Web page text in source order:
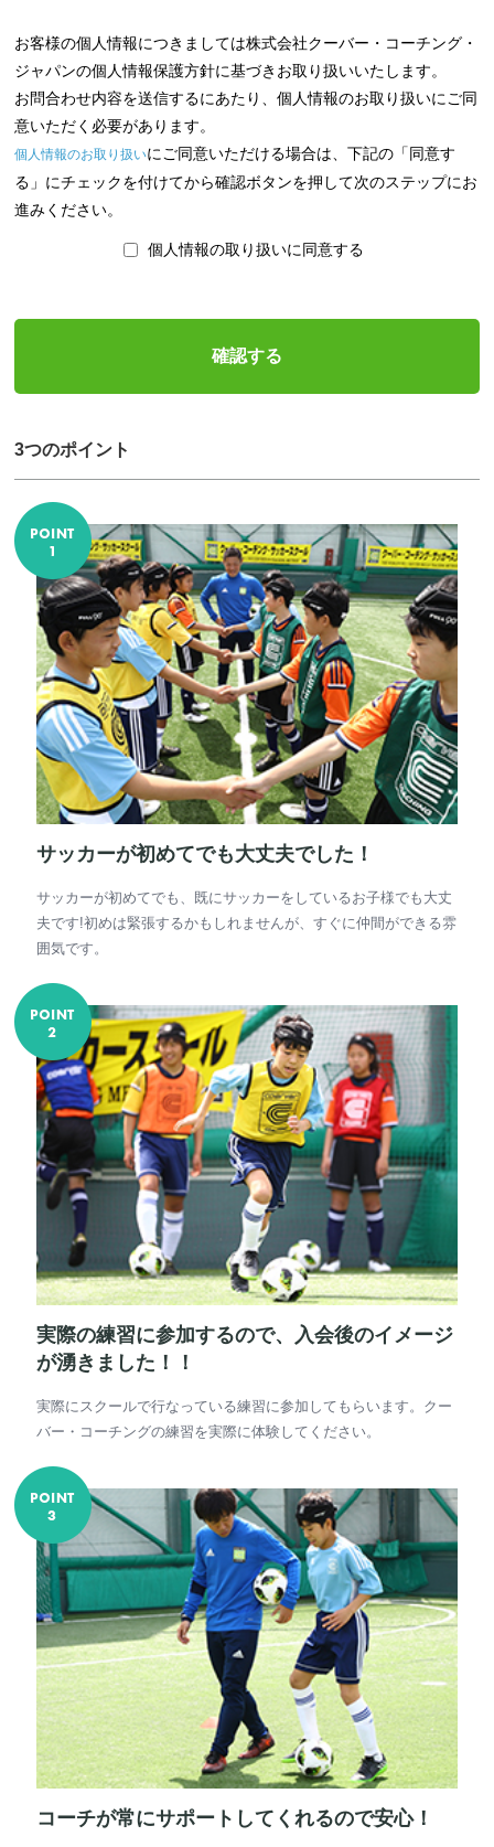
お客様の個人情報につきましては株式会社クーバー・コーチング・
ジャパンの個人情報保護方針に基づきお取り扱いいたします。
お問合わせ内容を送信するにあたり、個人情報のお取り扱いにご同
意いただく必要があります。
個人情報のお取り扱いにご同意いただける場合は、下記の「同意す
る」にチェックを付けてから確認ボタンを押して次のステップにお
進みください。
個人情報の取り扱いに同意する
3つのポイント
サッカーが初めてでも大丈夫でした！
サッカーが初めてでも、既にサッカーをしているお子様でも大丈
夫です!初めは緊張するかもしれませんが、すぐに仲間ができる雰
囲気です。
実際の練習に参加するので、入会後のイメージ
が湧きました！！
実際にスクールで行なっている練習に参加してもらいます。クー
バー・コーチングの練習を実際に体験してください。
コーチが常にサポートしてくれるので安心！